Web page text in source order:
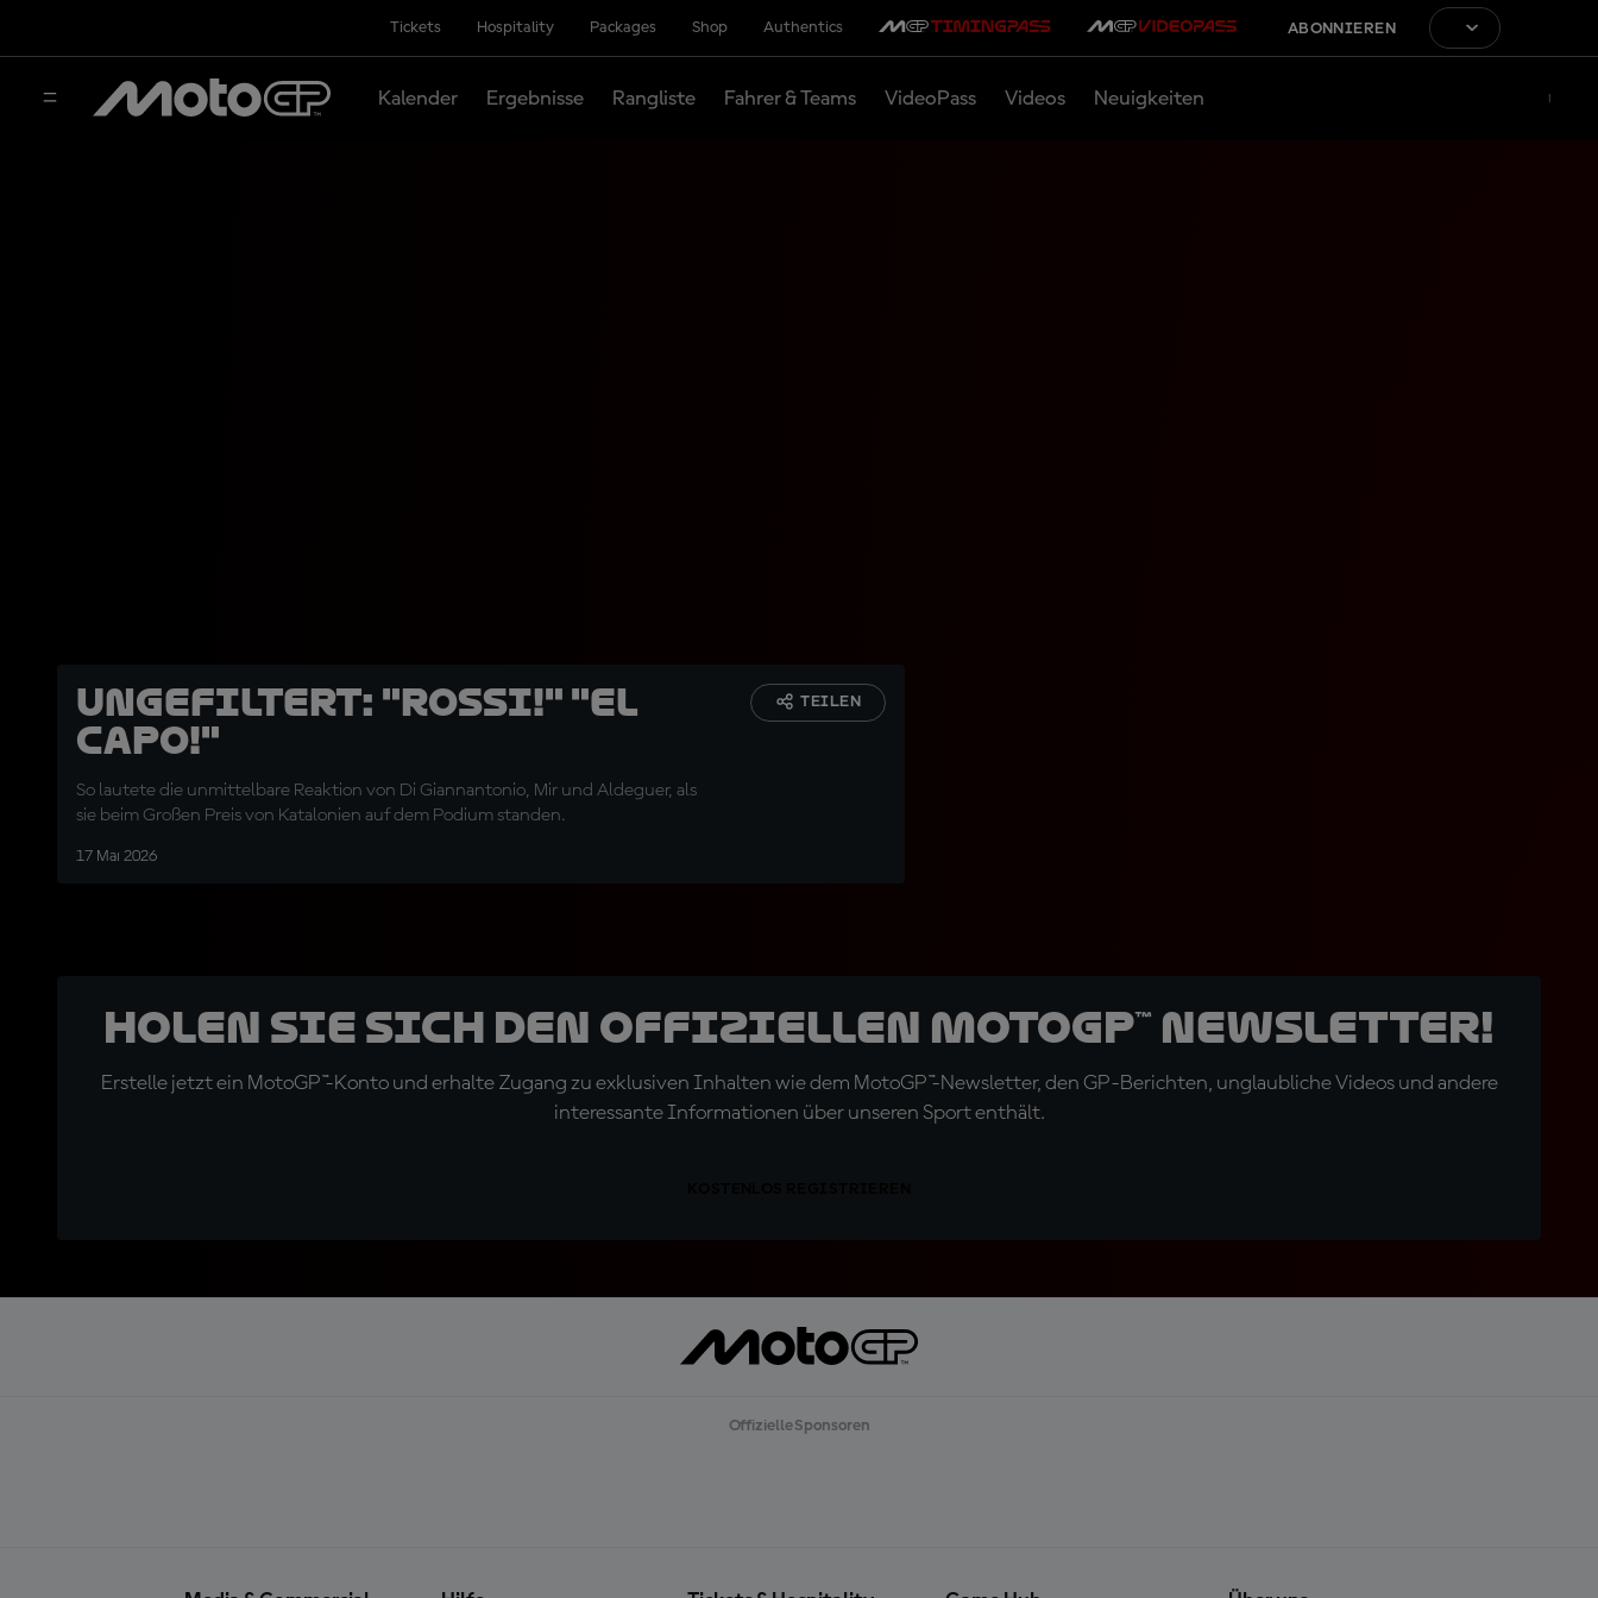
Tickets Hospitality Packages Shop Authentics ABONNIEREN
Kalender Ergebnisse Rangliste Fahrer & Teams VideoPass Videos Neuigkeiten
UNGEFILTERT: "Rossi!" "El
capo!"
So lautete die unmittelbare Reaktion von Di Giannantonio, Mir und Aldeguer, als
sie beim Großen Preis von Katalonien auf dem Podium standen.
17 Mai 2026
TEILEN
Holen Sie sich den offiziellen MotoGP™ Newsletter!
Erstelle jetzt ein MotoGP™-Konto und erhalte Zugang zu exklusiven Inhalten wie dem MotoGP™-Newsletter, den GP-Berichten, unglaubliche Videos und andere
interessante Informationen über unseren Sport enthält.
Offizielle Sponsoren